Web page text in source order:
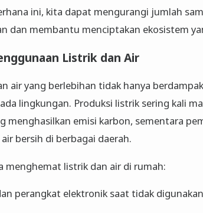
ini, kita dapat mengurangi jumlah
dan membantu menciptakan ekosistem
Listrik dan Air
air yang berlebihan tidak hanya
lingkungan. Produksi listrik sering kali
menghasilkan emisi karbon, sementara
bersih di berbagai daerah.
menghemat listrik dan air di rumah:
perangkat elektronik saat tidak